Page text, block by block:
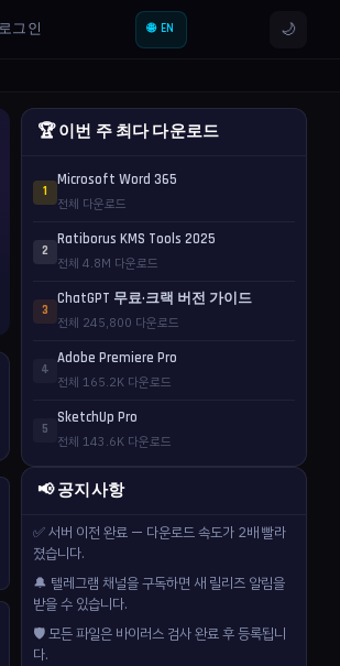
로그인 🌐 EN 🌙
🏆 이번 주 최다 다운로드
1
Microsoft Word 365
전체 다운로드
2
Ratiborus KMS Tools 2025
전체 4.8M 다운로드
3
ChatGPT 무료·크랙 버전 가이드
전체 245,800 다운로드
4
Adobe Premiere Pro
전체 165.2K 다운로드
5
SketchUp Pro
전체 143.6K 다운로드
📢 공지사항
✅ 서버 이전 완료 — 다운로드 속도가 2배 빨라
졌습니다.
🔔 텔레그램 채널을 구독하면 새 릴리즈 알림을
받을 수 있습니다.
🛡️ 모든 파일은 바이러스 검사 완료 후 등록됩니
다.